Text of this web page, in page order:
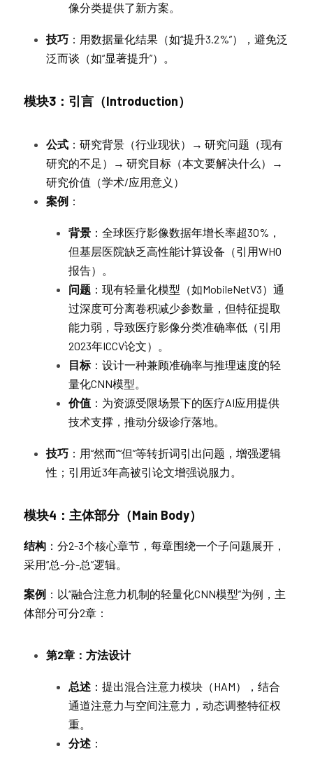
像分类提供了新方案。
技巧 ：用数据量化结果（如“提升3.2%”），避免泛
泛而谈（如“显著提升”）。
模块3：引言（Introduction）
公式 ：研究背景（行业现状）→ 研究问题（现有
研究的不足）→ 研究目标（本文要解决什么）→
研究价值（学术/应用意义）
案例 ：
背景 ：全球医疗影像数据年增长率超30%，
但基层医院缺乏高性能计算设备（引用WHO
报告）。
问题 ：现有轻量化模型（如MobileNetV3）通
过深度可分离卷积减少参数量，但特征提取
能力弱，导致医疗影像分类准确率低（引用
2023年ICCV论文）。
目标：设计一种兼顾准确率与推理速度的轻
量化CNN模型。
价值 ：为资源受限场景下的医疗AI应用提供
技术支撑，推动分级诊疗落地。
技巧 ：用“然而”“但”等转折词引出问题，增强逻辑
性；引用近3年高被引论文增强说服力。
模块4：主体部分（Main Body）
结构 ：分2-3个核心章节，每章围绕一个子问题展开，
采用“总-分-总”逻辑。
案例 ：以“融合注意力机制的轻量化CNN模型”为例，主
体部分可分2章：
第2章：方法设计
总述 ：提出混合注意力模块（HAM），结合
通道注意力与空间注意力，动态调整特征权
重。
分述 ：